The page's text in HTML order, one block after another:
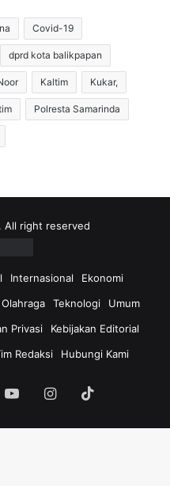
u
n
t
u
k
:
Covid-19
dprd kota balikpapan
Kaltim Kukar,
Polresta Samarinda
All right reserved
Internasional
Ekonomi
Olahraga Teknologi
Umum
Privasi
Kebijakan Editorial
Redaksi Hubungi Kami
YouTubeInstagram